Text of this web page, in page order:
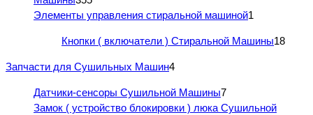
Элементы управления стиральной машиной1
Кнопки ( включатели ) Стиральной Машины18
Запчасти для Сушильных Машин4
Датчики-сенсоры Сушильной Машины7
Замок ( устройство блокировки ) люка Сушильной